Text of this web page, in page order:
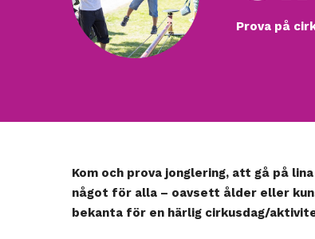
Prova på
Kom och prova jonglering, att gå på
något för alla – oavsett ålder eller
bekanta för en härlig cirkusdag/